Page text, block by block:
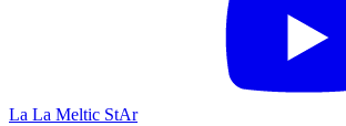
La La Meltic StAr